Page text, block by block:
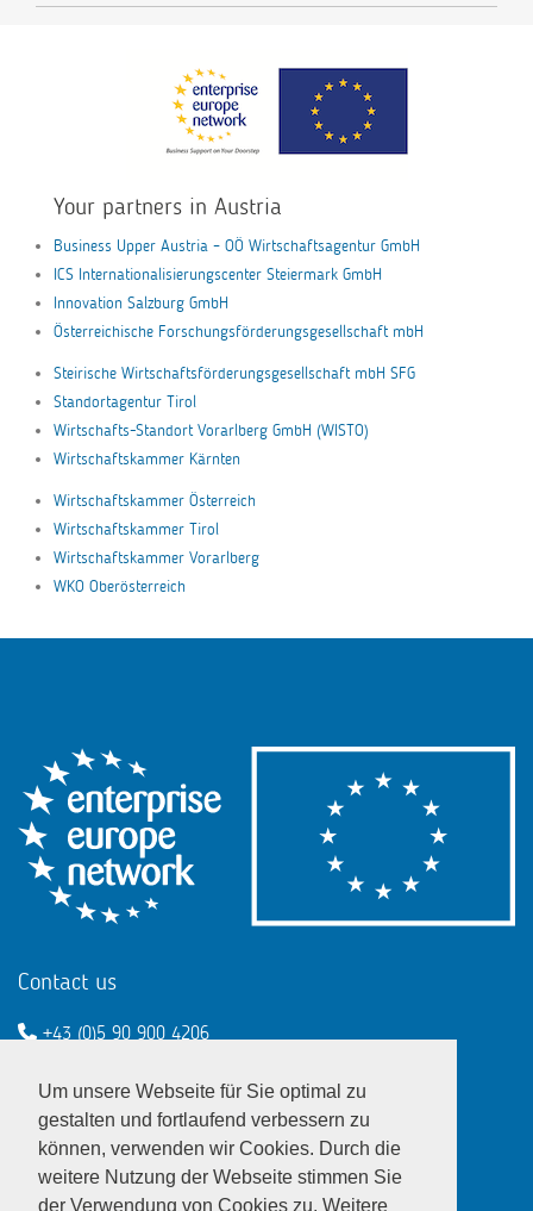
Um unsere Webseite für Sie optimal zu
gestalten und fortlaufend verbessern zu
können, verwenden wir Cookies. Durch die
weitere Nutzung der Webseite stimmen Sie
der Verwendung von Cookies zu. Weitere
Your partners in Austria
Business Upper Austria – OÖ Wirtschaftsagentur GmbH
ICS Internationalisierungscenter Steiermark GmbH
Innovation Salzburg GmbH
Österreichische Forschungsförderungsgesellschaft mbH
Steirische Wirtschaftsförderungsgesellschaft mbH SFG
Standortagentur Tirol
Wirtschafts-Standort Vorarlberg GmbH (WISTO)
Wirtschaftskammer Kärnten
Wirtschaftskammer Österreich
Wirtschaftskammer Tirol
Wirtschaftskammer Vorarlberg
WKO Oberösterreich
Contact us
+43 (0)5 90 900 4206
Enterprise Europe Network - EU
LinkedInTwitterYoutubeFacebook